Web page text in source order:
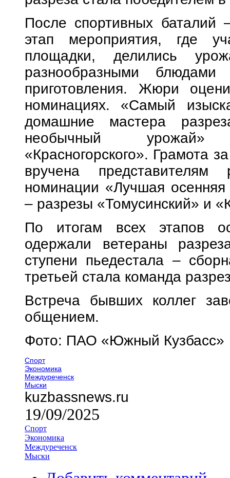
После спортивных
этап мероприятия, где
площадки, делились
разнообразными блюдами
приготовления. Жюри
номинациях. «Самый
домашние мастера
необычный урожай»
«Красногорского». Грамота
вручена
номинации «Лучшая
– разрезы «Томусинский» и
По итогам всех этапов
одержали ветераны
ступени пьедестала –
третьей стала команда
Встреча бывших коллег
общением.
Фото: ПАО «Южный Кузбасс»
Спорт
Экономика
Междуреченск
Мыски
kuzbassnews.ru
19/09/2025
Спорт
Экономика
Междуреченск
Мыски